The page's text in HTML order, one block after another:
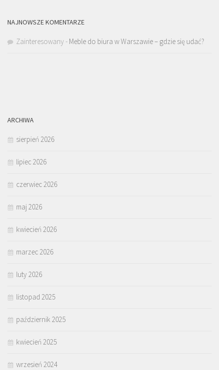
NAJNOWSZE KOMENTARZE
Zainteresowany - Meble do biura w Warszawie – gdzie się udać?
ARCHIWA
sierpień 2026
lipiec 2026
czerwiec 2026
maj 2026
kwiecień 2026
marzec 2026
luty 2026
listopad 2025
październik 2025
kwiecień 2025
wrzesień 2024